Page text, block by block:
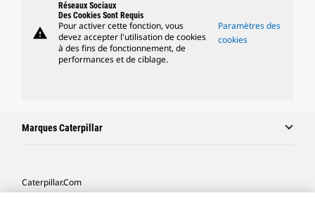
warning
Réseaux Sociaux
Des Cookies Sont Requis
Pour activer cette fonction, vous
devez accepter l'utilisation de cookies
à des fins de fonctionnement, de
performances et de ciblage.
Paramètres des
cookies
Marques Caterpillar
Caterpillar.com